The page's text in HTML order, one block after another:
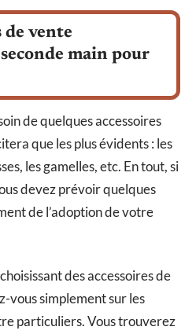
de vente
seconde main pour
de quelques accessoires
que les plus évidents : les
les gamelles, etc. En tout, si
devez prévoir quelques
de l’adoption de votre
des accessoires de
vous simplement sur les
particuliers. Vous trouverez